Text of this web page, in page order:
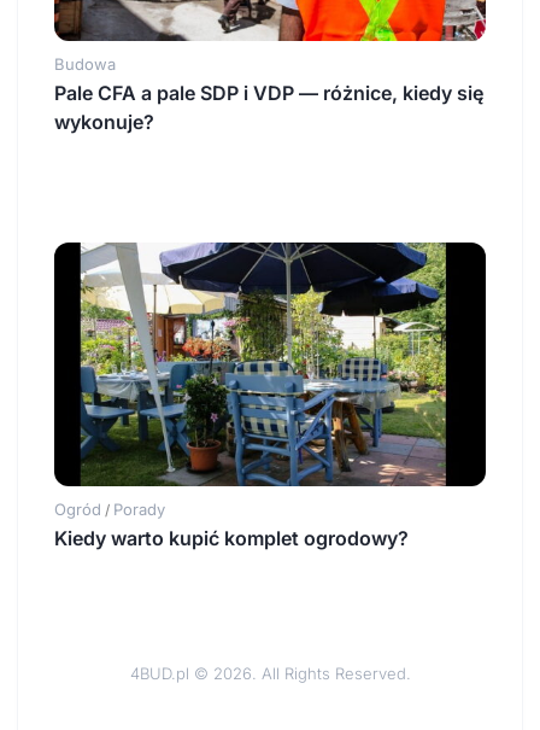
Budowa
Pale CFA a pale SDP i VDP — różnice, kiedy się
wykonuje?
Ogród / Porady
Kiedy warto kupić komplet ogrodowy?
4BUD.pl © 2026. All Rights Reserved.